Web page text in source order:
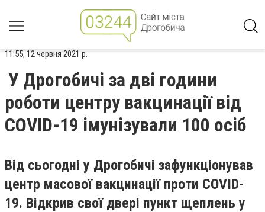
11:55, 12 червня 2021 р.
У Дрогобичі за дві години
роботи центру вакцинації від
COVID-19 імунізували 100 осіб
Від сьогодні у Дрогобичі зафункціонував
центр масової вакцинації проти COVID-
19. Відкрив свої двері пункт щеплень у